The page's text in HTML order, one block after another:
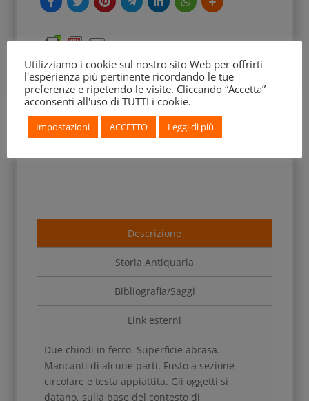
Descrizione
Storia Antiquaria
Bibliografia/Saggi
Link esterni
Due chiodi in ferro. Superficie abrasa.
Mancanti di alcune parti. Fusto a sezione
circolare e testa appiattita. Gli oggetti si
datano, sulla base del contesto di
Utilizziamo i cookie sul nostro sito Web per offrirti
l'esperienza più pertinente ricordando le tue
preferenze e ripetendo le visite. Cliccando “Accetta”
acconsenti all'uso di TUTTI i cookie.
Impostazioni ACCETTO Leggi di più